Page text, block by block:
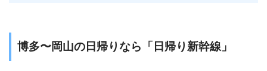
博多〜岡山の日帰りなら「日帰り新幹線」